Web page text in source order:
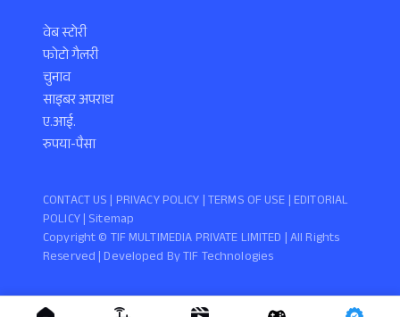
वेब स्टोरी
फोटो गैलरी
चुनाव
साइबर अपराध
ए.आई.
रुपया-पैसा
Copyright ©️ TIF MULTIMEDIA PRIVATE LIMITED | All Rights
Reserved | Developed ByTIF Technologies
CONTACT US | PRIVACY POLICY |TERMS OF USE | EDITORIAL
POLICY| Sitemap